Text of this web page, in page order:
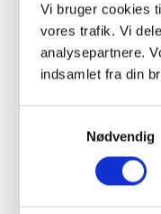
Vi bruger cookies
vores trafik. Vi
analysepartnere.
indsamlet fra din
Nødvendig